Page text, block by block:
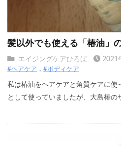
髪以外でも使える「椿油」
エイジングケアひろば 2021
#ヘアケア #ボディケア
私は椿油をヘアケアと角質ケアに使
として使っていましたが、大島椿の